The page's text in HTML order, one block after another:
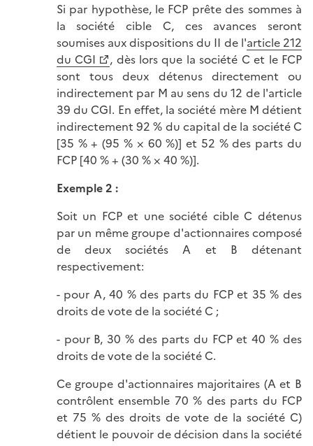
Si par hypothèse, le FCP prête des sommes à
la société cible C, ces avances seront
soumises aux dispositions du II de l'article 212
du CGI
, dès lors que la société C et le FCP
sont tous deux détenus directement ou
indirectement par M au sens du 12 de l'article
39 du CGI. En effet, la société mère M détient
indirectement 92 % du capital de la société C
[35 % + (95 % × 60 %)] et 52 % des parts du
FCP [40 % + (30 % × 40 %)].
Exemple 2 :
Soit un FCP et une société cible C détenus
par un même groupe d'actionnaires composé
de deux sociétés A et B détenant
respectivement:
- pour A, 40 % des parts du FCP et 35 % des
droits de vote de la société C ;
- pour B, 30 % des parts du FCP et 40 % des
droits de vote de la société C.
Ce groupe d'actionnaires majoritaires (A et B
contrôlent ensemble 70 % des parts du FCP
et 75 % des droits de vote de la société C)
détient le pouvoir de décision dans la société